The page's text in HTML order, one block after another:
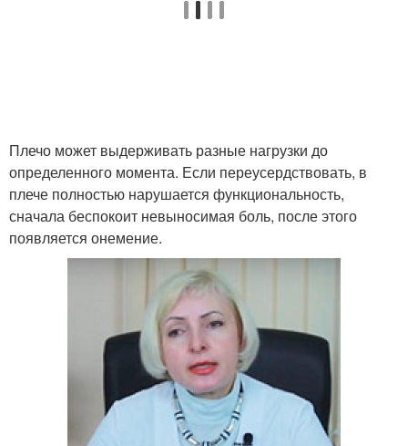
Плечо может выдерживать разные нагрузки до
определенного момента. Если переусердствовать, в
плече полностью нарушается функциональность,
сначала беспокоит невыносимая боль, после этого
появляется онемение.